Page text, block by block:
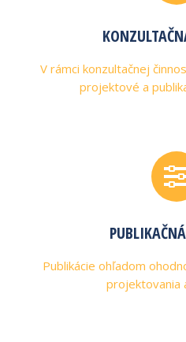
V rámci konzultačnej
projektové a
Publikácie ohľadom
projektovania